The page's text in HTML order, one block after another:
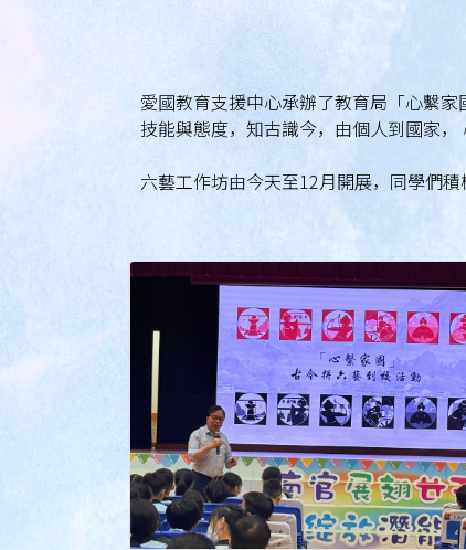
愛國教育支援中心承辦了教育局「心繫
技能與態度，知古識今，由個人到國家，
六藝工作坊由今天至12月開展，同學們